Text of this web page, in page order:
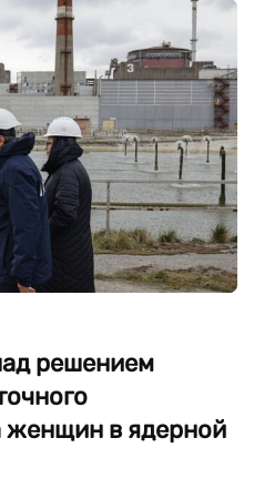
решением
женщин в ядерной